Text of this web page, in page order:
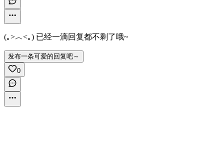
(｡>︿<｡) 已经一滴回复都不剩了哦~
发布一条可爱的回复吧～
0